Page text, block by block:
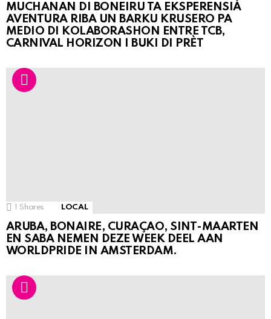
MUCHANAN DI BONEIRU TA EKSPERENSIÁ
AVENTURA RIBA UN BARKU KRUSERO PA
MEDIO DI KOLABORASHON ENTRE TCB,
CARNIVAL HORIZON I BUKI DI PRÈT
1 Shares LOCAL
ARUBA, BONAIRE, CURAÇAO, SINT-MAARTEN
EN SABA NEMEN DEZE WEEK DEEL AAN
WORLDPRIDE IN AMSTERDAM.